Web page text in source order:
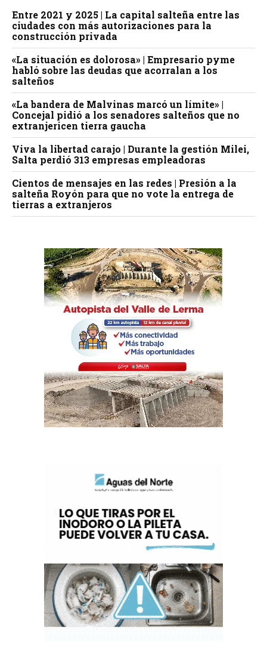
Entre 2021 y 2025 | La capital salteña entre las
ciudades con más autorizaciones para la
construcción privada
«La situación es dolorosa» | Empresario pyme
habló sobre las deudas que acorralan a los
salteños
«La bandera de Malvinas marcó un límite» |
Concejal pidió a los senadores salteños que no
extranjericen tierra gaucha
Viva la libertad carajo | Durante la gestión Milei,
Salta perdió 313 empresas empleadoras
Cientos de mensajes en las redes | Presión a la
salteña Royón para que no vote la entrega de
tierras a extranjeros